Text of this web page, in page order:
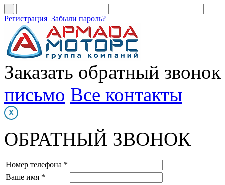
Регистрация Забыли пароль?
Заказать обратный звонок
письмо Все контакты
ОБРАТНЫЙ ЗВОНОК
Номер телефона *
Ваше имя *